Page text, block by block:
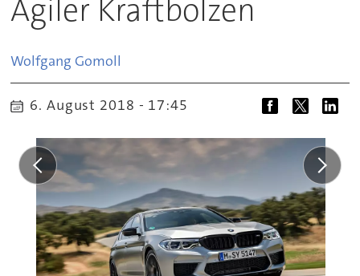
Agiler Kraftbolzen
Wolfgang Gomoll
6. August 2018 - 17:45